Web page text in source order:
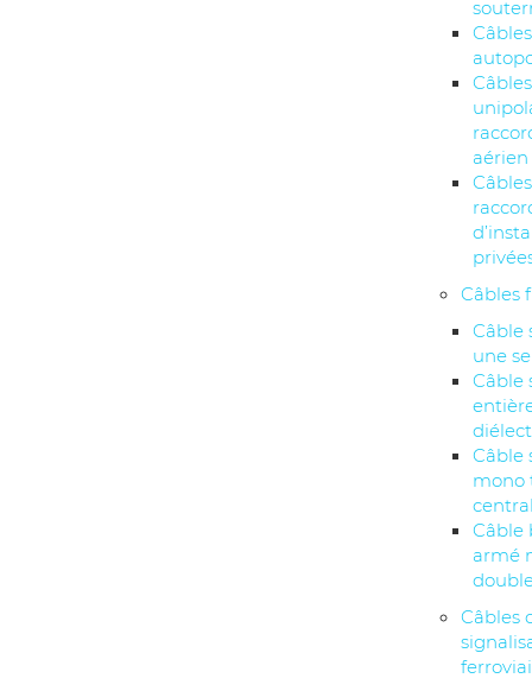
Câbles
aérien
Câbles
Câble
une
Câble
Câble
mono
Câble
armé
Câbles